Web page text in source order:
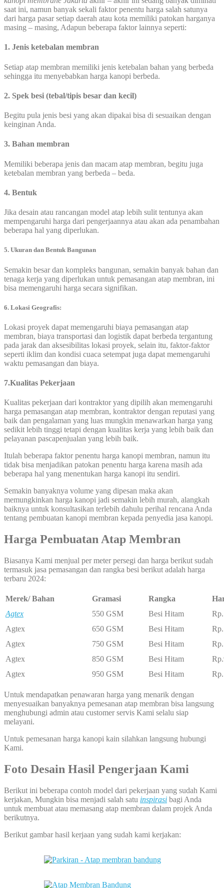
saat ini, namun banyak sekali faktor penentu harga salah satunya
dari harga pasar setiap daerah atau kota memiliki patokan harganya
masing – masing, Adapun beberapa faktor lainnya seperti:
1. Jenis ketebalan membran
Setiap atap membran memiliki jenis ketebalan bahan yang berbeda
sehingga itu menyebabkan harga kanopi berbeda.
2. Spek besi (tebal/tipis besar dan kecil)
Begitu pula jenis besi yang akan dipakai bisa di sesuaikan dengan
keinginan Anda.
3. Bahan membran
Memiliki beberapa jenis dan macam atap membran, begitu juga
ketebalan membran yang berbeda – beda.
4. Bentuk
Jika desain atau rancangan model atap lebih sulit tentunya akan
mempengaruhi harga dari pengerjaannya atau akan ada penambahan
beberapa hal yang diperlukan.
5. Ukuran dan Bentuk Bangunan
Semakin besar dan kompleks bangunan, semakin banyak bahan dan
tenaga kerja yang diperlukan untuk pemasangan atap membran, ini
bisa memengaruhi harga secara signifikan.
6. Lokasi Geografis:
Lokasi proyek dapat memengaruhi biaya pemasangan atap
membran, biaya transportasi dan logistik dapat berbeda tergantung
pada jarak dan aksesibilitas lokasi proyek, selain itu, faktor-faktor
seperti iklim dan kondisi cuaca setempat juga dapat memengaruhi
waktu pemasangan dan biaya.
7.Kualitas Pekerjaan
Kualitas pekerjaan dari kontraktor yang dipilih akan memengaruhi
harga pemasangan atap membran, kontraktor dengan reputasi yang
baik dan pengalaman yang luas mungkin menawarkan harga yang
sedikit lebih tinggi tetapi dengan kualitas kerja yang lebih baik dan
pelayanan pascapenjualan yang lebih baik.
Itulah beberapa faktor penentu harga kanopi membran, namun itu
tidak bisa menjadikan patokan penentu harga karena masih ada
beberapa hal yang menentukan harga kanopi itu sendiri.
Semakin banyaknya volume yang dipesan maka akan
memungkinkan harga kanopi jadi semakin lebih murah, alangkah
baiknya untuk konsultasikan terlebih dahulu perihal rencana Anda
tentang pembuatan kanopi membran kepada penyedia jasa kanopi.
Harga Pembuatan Atap Membran
Biasanya Kami menjual per meter persegi dan harga berikut sudah
termasuk jasa pemasangan dan rangka besi berikut adalah harga
terbaru 2024:
Merek/ Bahan Gramasi Rangka
Agtex
550 GSM Besi Hitam
Agtex
650 GSM Besi Hitam
Agtex
750 GSM Besi Hitam
Agtex
850 GSM Besi Hitam
Agtex
950 GSM Besi Hitam
Untuk mendapatkan penawaran harga yang menarik dengan
menyesuaikan banyaknya pemesanan atap membran bisa langsung
menghubungi admin atau customer servis Kami selalu siap
melayani.
Untuk pemesanan harga kanopi kain silahkan langsung hubungi
Kami.
Foto Desain Hasil Pengerjaan Kami
Berikut ini beberapa contoh model dari pekerjaan yang sudah Kami
kerjakan, Mungkin bisa menjadi salah satu inspirasi bagi Anda
untuk membuat atau memasang atap membran dalam projek Anda
berikutnya.
Berikut gambar hasil kerjaan yang sudah kami kerjakan: